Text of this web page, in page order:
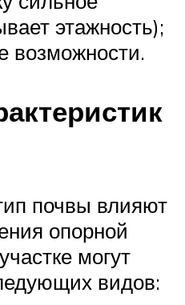
этажность);
возможности.
почвы влияют
опорной
могут
видов: